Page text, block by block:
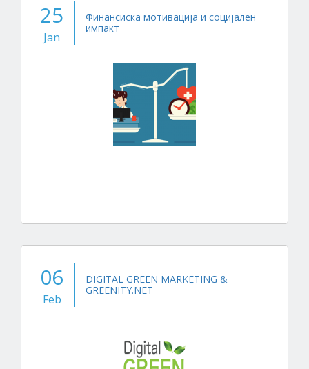
25
Jan
Финансиска мотивација и социјален
импакт
06
Feb
DIGITAL GREEN MARKETING &
GREENITY.NET